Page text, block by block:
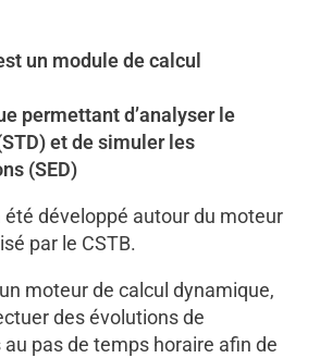
un module decalcul
permettant d’analyser le
et de simuler les
(SED)
été développé autour du moteur
par le CSTB.
moteur de calcul dynamique,
des évolutions de
pas de temps horaire afin de